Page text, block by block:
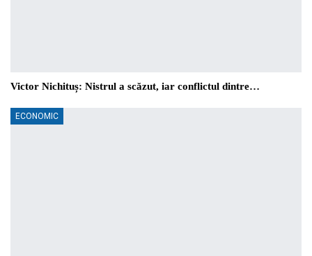
Victor Nichituș: Nistrul a scăzut, iar conflictul dintre…
ECONOMIC